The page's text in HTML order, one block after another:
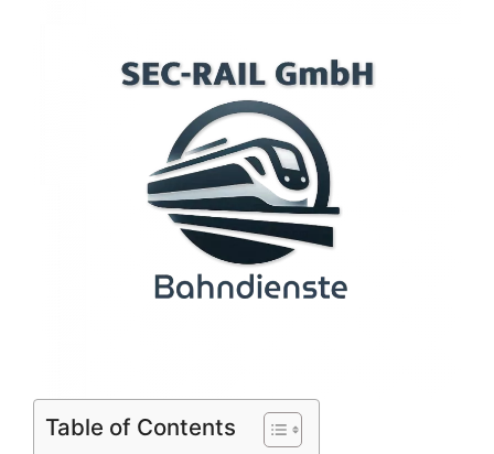
Table of Contents